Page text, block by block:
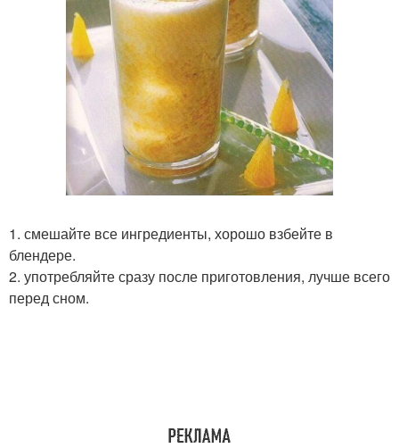
1. смешайте все ингредиенты, хорошо взбейте в
блендере.
2. употребляйте сразу после приготовления, лучше всего
перед сном.